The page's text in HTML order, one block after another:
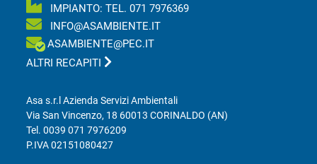
IMPIANTO: TEL.071 7976369
INFO@ASAMBIENTE.IT
ASAMBIENTE@PEC.IT
ALTRI RECAPITI
Asa s.r.l Azienda Servizi Ambientali
Via San Vincenzo, 18 60013 CORINALDO (AN)
Tel.0039 071 7976209
P.IVA 02151080427